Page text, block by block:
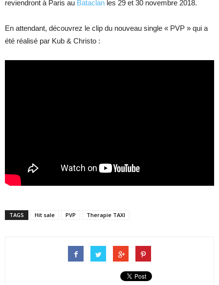
reviendront à Paris au Bataclan les 29 et 30 novembre 2018.
En attendant, découvrez le clip du nouveau single « PVP » qui a
été réalisé par Kub & Christo :
TAGS Hit sale PVP Therapie TAXI